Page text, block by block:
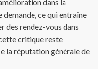
dans la
ce qui entraîne
des rendez-vous dans
critique reste
la réputation générale de